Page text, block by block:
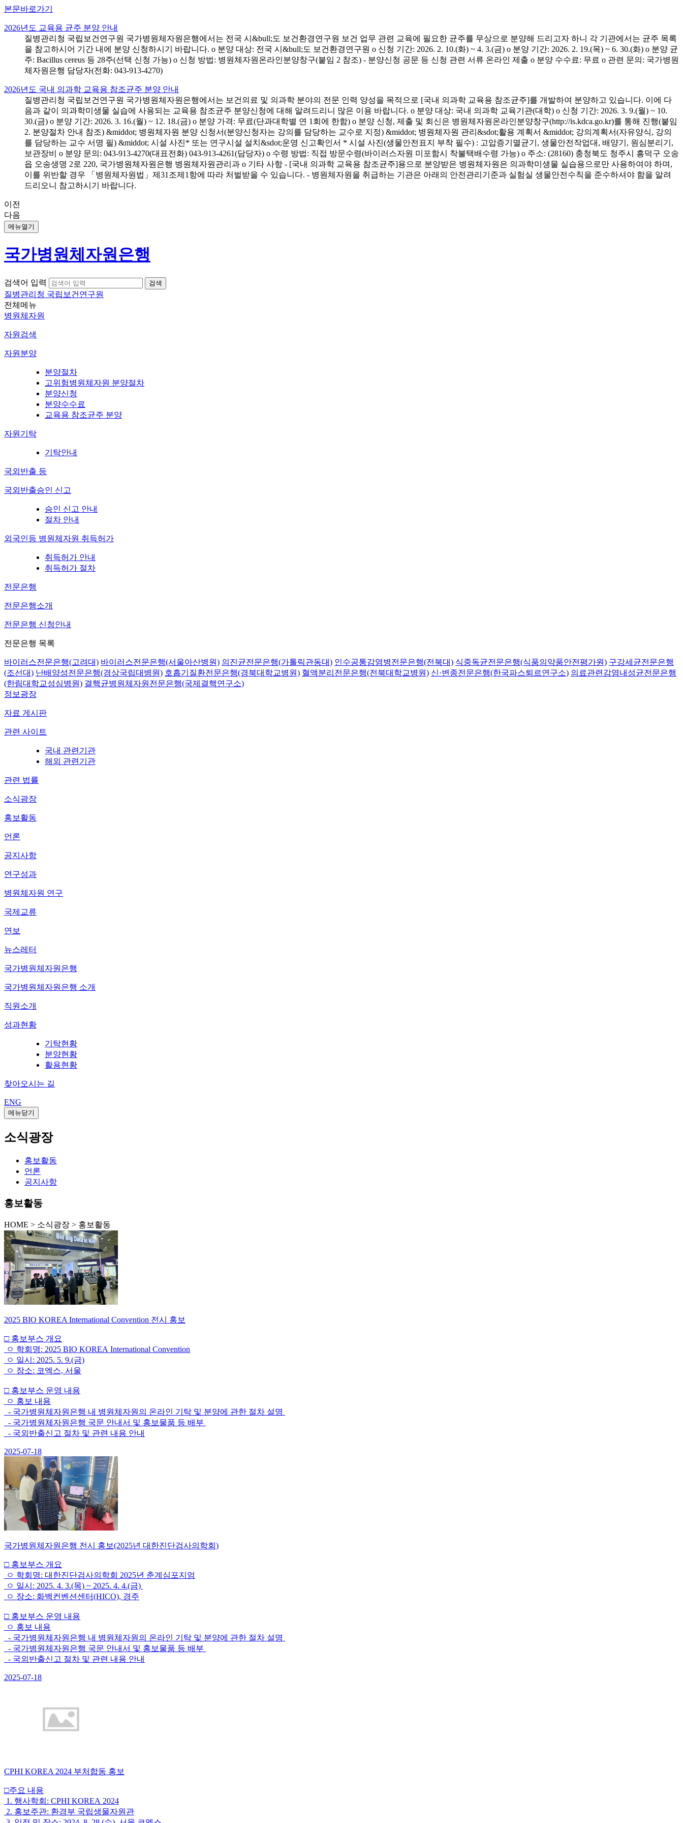
본문바로가기
2026년도 교육용 균주 분양 안내
질병관리청 국립보건연구원 국가병원체자원은행에서는 전국 시&bull;도 보건환경연구원 보건 업무 관련 교육에 필요한 균주를 무상으로 분양해 드리고자 하니 각 기관에서는 균주 목록
을 참고하시어 기간 내에 분양 신청하시기 바랍니다. o 분양 대상: 전국 시&bull;도 보건환경연구원 o 신청 기간: 2026. 2. 10.(화) ~ 4. 3.(금) o 분양 기간: 2026. 2. 19.(목) ~ 6. 30.(화) o 분양 균
주: Bacillus cereus 등 28주(선택 신청 가능) o 신청 방법: 병원체자원온라인분양창구(붙임 2 참조) - 분양신청 공문 등 신청 관련 서류 온라인 제출 o 분양 수수료: 무료 o 관련 문의: 국가병원
체자원은행 담당자(전화: 043-913-4270)
2026년도 국내 의과학 교육용 참조균주 분양 안내
질병관리청 국립보건연구원 국가병원체자원은행에서는 보건의료 및 의과학 분야의 전문 인력 양성을 목적으로 [국내 의과학 교육용 참조균주]를 개발하여 분양하고 있습니다. 이에 다
음과 같이 의과학미생물 실습에 사용되는 교육용 참조균주 분양신청에 대해 알려드리니 많은 이용 바랍니다. o 분양 대상: 국내 의과학 교육기관(대학) o 신청 기간: 2026. 3. 9.(월) ~ 10.
30.(금) o 분양 기간: 2026. 3. 16.(월) ~ 12. 18.(금) o 분양 가격: 무료(단과대학별 연 1회에 한함) o 분양 신청, 제출 및 회신은 병원체자원온라인분양창구(http://is.kdca.go.kr)를 통해 진행(붙임
2. 분양절차 안내 참조) &middot; 병원체자원 분양 신청서(분양신청자는 강의를 담당하는 교수로 지정) &middot; 병원체자원 관리&sdot;활용 계획서 &middot; 강의계획서(자유양식, 강의
를 담당하는 교수 서명 필) &middot; 시설 사진* 또는 연구시설 설치&sdot;운영 신고확인서 * 시설 사진(생물안전표지 부착 필수) : 고압증기멸균기, 생물안전작업대, 배양기, 원심분리기,
보관장비 o 분양 문의: 043-913-4270(대표전화) 043-913-4261(담당자) o 수령 방법: 직접 방문수령(바이러스자원 미포함시 착불택배수령 가능) o 주소: (28160) 충청북도 청주시 흥덕구 오송
읍 오송생명 2로 220, 국가병원체자원은행 병원체자원관리과 o 기타 사항 - [국내 의과학 교육용 참조균주]용으로 분양받은 병원체자원은 의과학미생물 실습용으로만 사용하여야 하며,
이를 위반할 경우 「병원체자원법」제31조제1항에 따라 처벌받을 수 있습니다. - 병원체자원을 취급하는 기관은 아래의 안전관리기준과 실험실 생물안전수칙을 준수하셔야 함을 알려
드리오니 참고하시기 바랍니다.
이전
다음
메뉴열기
국가병원체자원은행
검색어 입력
질병관리청 국립보건연구원
전체메뉴
병원체자원
자원검색
자원분양
분양절차
고위험병원체자원 분양절차
분양신청
분양수수료
교육용 참조균주 분양
자원기탁
기탁안내
국외반출 등
국외반출승인 신고
승인 신고 안내
절차 안내
외국인등 병원체자원 취득허가
취득허가 안내
취득허가 절차
전문은행
전문은행소개
전문은행 신청안내
전문은행 목록
바이러스전문은행(고려대) 바이러스전문은행(서울아산병원) 의진균전문은행(가톨릭관동대) 인수공통감염병전문은행(전북대) 식중독균전문은행(식품의약품안전평가원) 구강세균전문은행
(조선대) 난배양성전문은행(경상국립대병원) 호흡기질환전문은행(경북대학교병원) 혈액분리전문은행(전북대학교병원) 신·변종전문은행(한국파스퇴르연구소) 의료관련감염내성균전문은행
(한림대학교성심병원) 결핵균병원체자원전문은행(국제결핵연구소)
정보광장
자료 게시판
관련 사이트
국내 관련기관
해외 관련기관
관련 법률
소식광장
홍보활동
언론
공지사항
연구성과
병원체자원 연구
국제교류
연보
뉴스레터
국가병원체자원은행
국가병원체자원은행 소개
직원소개
성과현황
기탁현황
분양현황
활용현황
찾아오시는 길
ENG
메뉴닫기
소식광장
홍보활동
언론
공지사항
홍보활동
HOME > 소식광장 > 홍보활동
2025 BIO KOREA International Convention 전시 홍보
□ 홍보부스 개요
ㅇ 학회명: 2025 BIO KOREA International Convention
ㅇ 일시: 2025. 5. 9.(금)
ㅇ 장소: 코엑스, 서울
□ 홍보부스 운영 내용
ㅇ 홍보 내용
- 국가병원체자원은행 내 병원체자원의 온라인 기탁 및 분양에 관한 절차 설명
- 국가병원체자원은행 국문 안내서 및 홍보물품 등 배부
- 국외반출신고 절차 및 관련 내용 안내
2025-07-18
국가병원체자원은행 전시 홍보(2025년 대한진단검사의학회)
□ 홍보부스 개요
ㅇ 학회명: 대한진단검사의학회 2025년 춘계심포지엄
ㅇ 일시: 2025. 4. 3.(목) ~ 2025. 4. 4.(금)
ㅇ 장소: 화백컨벤션센터(HICO), 경주
□ 홍보부스 운영 내용
ㅇ 홍보 내용
- 국가병원체자원은행 내 병원체자원의 온라인 기탁 및 분양에 관한 절차 설명
- 국가병원체자원은행 국문 안내서 및 홍보물품 등 배부
- 국외반출신고 절차 및 관련 내용 안내
2025-07-18
CPHI KOREA 2024 부처합동 홍보
□주요 내용
1. 행사학회: CPHI KOREA 2024
2. 홍보주관: 환경부 국립생물자원관